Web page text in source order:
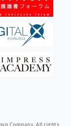
Company. All rights